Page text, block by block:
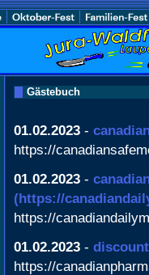
Gästebuch
01.02.2023 -
https://
01.02.2023 -
(https://
https://
01.02.2023 -
https://